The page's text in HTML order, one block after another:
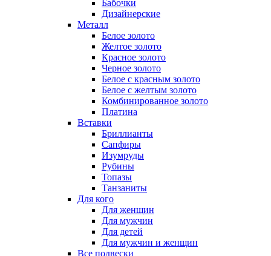
Бабочки
Дизайнерские
Металл
Белое золото
Желтое золото
Красное золото
Черное золото
Белое с красным золото
Белое с желтым золото
Комбинированное золото
Платина
Вставки
Бриллианты
Сапфиры
Изумруды
Рубины
Топазы
Танзаниты
Для кого
Для женщин
Для мужчин
Для детей
Для мужчин и женщин
Все подвески